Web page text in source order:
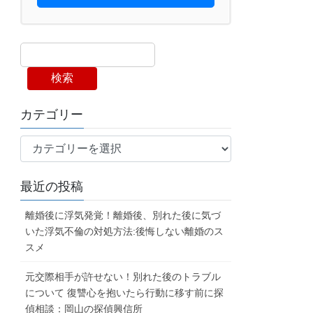
検索
カテゴリー
テ
リ
ー
最近の投稿
離婚後に浮気発覚！離婚後、別れた後に気づ
いた浮気不倫の対処方法:後悔しない離婚のス
スメ
元交際相手が許せない！別れた後のトラブル
について 復讐心を抱いたら行動に移す前に探
偵相談：岡山の探偵興信所